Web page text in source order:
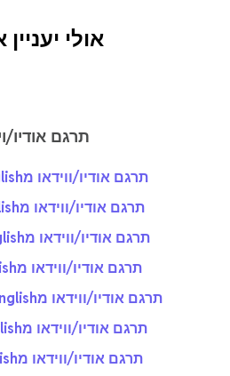
אולי
תרגם אודיו/
תרגם אודיו/ווידאו מEnglish לSpanish
תרגם אודיו/ווידאו מEnglish לFrench
תרגם אודיו/ווידאו מEnglish לGerman
תרגם אודיו/ווידאו מEnglish לDutch
תרגם אודיו/ווידאו מEnglish לPortuguese
תרגם אודיו/ווידאו מEnglish לRussian
תרגם אודיו/ווידאו מEnglish לItalian